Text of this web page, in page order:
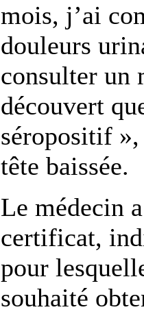
mois, j’ai
douleurs
consulter un
découvert
séropositif
tête baissée.
Le médecin
certificat,
pour
souhaité